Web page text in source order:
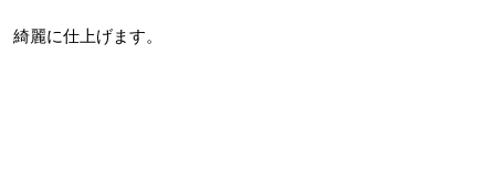
綺麗に仕上げます。